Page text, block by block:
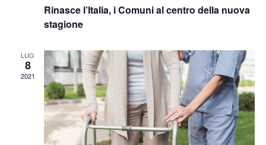
Rinasce l’Italia, i Comuni al centro della nuova
stagione
LUG
8
2021